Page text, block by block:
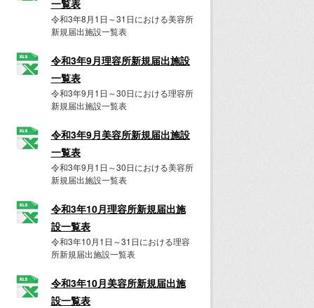
一覧表
令和3年8月1日～31日における美容所
新規届出施設一覧表
令和3年9月理容所新規届出施設
一覧表
令和3年9月1日～30日における理容所
新規届出施設一覧表
令和3年9月美容所新規届出施設
一覧表
令和3年9月1日～30日における美容所
新規届出施設一覧表
令和3年10月理容所新規届出施
設一覧表
令和3年10月1日～31日における理容
所新規届出施設一覧表
令和3年10月美容所新規届出施
設一覧表